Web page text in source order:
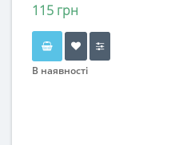
115 грн
В наявності